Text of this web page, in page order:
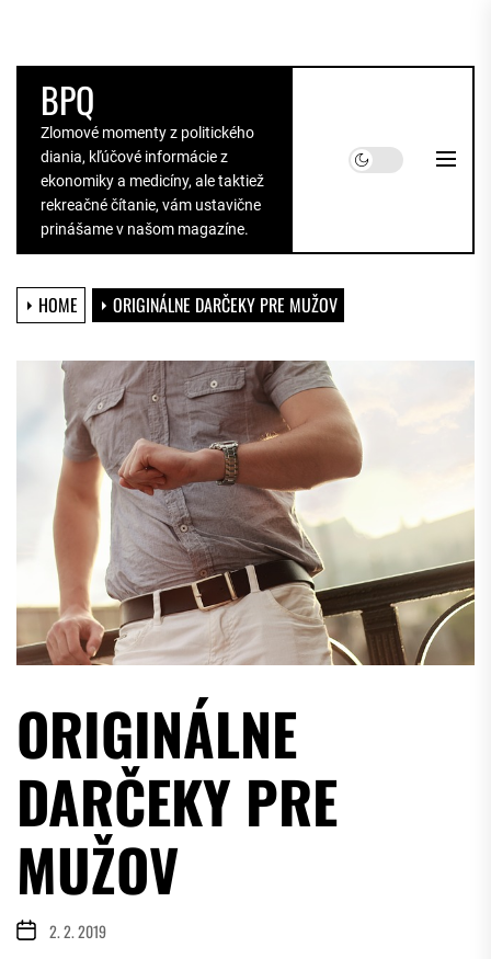
the
contentBPQ
Zlomové momenty z politického
diania, kľúčové informácie z
ekonomiky a medicíny, ale taktiež
rekreačné čítanie, vám ustavične
prinášame v našom magazíne.
HOME ORIGINÁLNE DARČEKY PRE MUŽOV
ORIGINÁLNE
DARČEKY PRE
MUŽOV
2. 2. 2019